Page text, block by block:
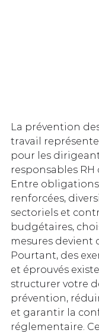
La prévention
travail
pour les
responsables RH
Entre
renforcées,
sectoriels et
budgétaires,
mesures devient
Pourtant, des
et éprouvés
structurer votre
prévention,
et garantir la
réglementaire.